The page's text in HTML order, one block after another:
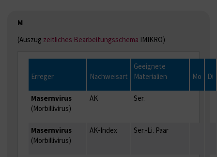
M
(Auszug zeitliches Bearbeitungsschema IMIKRO)
Erreger Nachweisart
Geeignete
Materialien
Mo Di
Masernvirus
(Morbillivirus)
AK Ser.
Masernvirus
(Morbillivirus)
AK-Index Ser.-Li. Paar